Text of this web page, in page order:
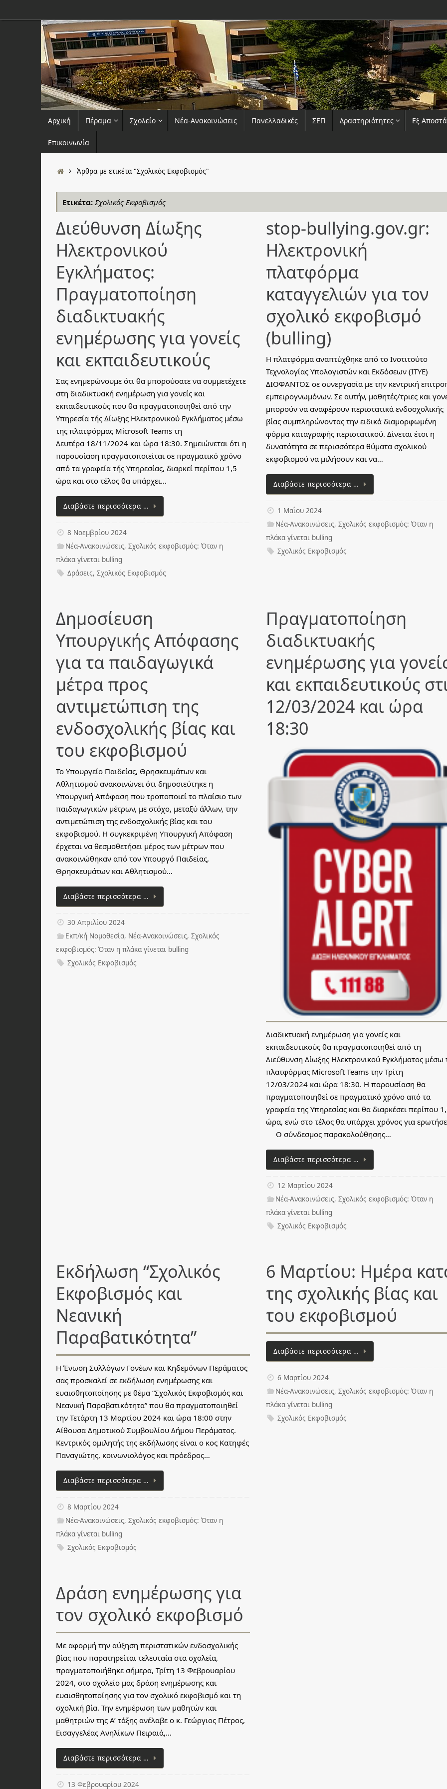
στο
περιεχόμενο
στοΑρχική Πέραμα Σχολείο Νέα-Ανακοινώσεις Πανελλαδικές ΣΕΠ Δραστηριότητες Εξ
Επικοινωνία
ΑρχικήΆρθρα με ετικέτα "Σχολικός Εκφοβισμός"
Ετικέτα: Σχολικός Εκφοβισμός
Διεύθυνση Δίωξης
Ηλεκτρονικού
Εγκλήματος:
Πραγματοποίηση
διαδικτυακής
ενημέρωσης για γονείς
και εκπαιδευτικούς
Σας ενημερώνουμε ότι θα μπορούσατε να συμμετέχετε
στη διαδικτυακή ενημέρωση για γονείς και
εκπαιδευτικούς που θα πραγματοποιηθεί από την
Υπηρεσία τής Δίωξης Ηλεκτρονικού Εγκλήματος μέσω
της πλατφόρμας Microsoft Teams τη
Δευτέρα 18/11/2024 και ώρα 18:30. Σημειώνεται ότι η
παρουσίαση πραγματοποιείται σε πραγματικό χρόνο
από τα γραφεία τής Υπηρεσίας, διαρκεί περίπου 1,5
ώρα και στο τέλος θα υπάρχει…
Διαβάστε περισσότερα …
8 Νοεμβρίου 2024
Νέα-Ανακοινώσεις,Σχολικός εκφοβισμός: Όταν η
πλάκα γίνεται bulling
Δράσεις,Σχολικός Εκφοβισμός
stop-bullying.gov.gr:
Ηλεκτρονική
πλατφόρμα
καταγγελιών για τον
σχολικό εκφοβισμό
(bulling)
Η πλατφόρμα αναπτύχθηκε από το Ινστιτούτο
Τεχνολογίας Υπολογιστών και Εκδόσεων (ΙΤΥΕ)
ΔΙΟΦΑΝΤΟΣ σε συνεργασία με την κεντρική
εμπειρογνωμόνων. Σε αυτήν, μαθητές/τριες και
μπορούν να αναφέρουν περιστατικά ενδοσχολικής
βίας συμπληρώνοντας την ειδικά διαμορφωμένη
φόρμα καταγραφής περιστατικού. Δίνεται έτσι η
δυνατότητα σε περισσότερα θύματα σχολικού
εκφοβισμού να μιλήσουν και να…
Διαβάστε περισσότερα …
1 Μαΐου 2024
Νέα-Ανακοινώσεις,Σχολικός εκφοβισμός: Όταν η
πλάκα γίνεται bulling
Σχολικός Εκφοβισμός
Δημοσίευση
Υπουργικής Απόφασης
για τα παιδαγωγικά
μέτρα προς
αντιμετώπιση της
ενδοσχολικής βίας και
του εκφοβισμού
Το Υπουργείο Παιδείας, Θρησκευμάτων και
Αθλητισμού ανακοινώνει ότι δημοσιεύτηκε η
Υπουργική Απόφαση που τροποποιεί το πλαίσιο των
παιδαγωγικών μέτρων, με στόχο, μεταξύ άλλων, την
αντιμετώπιση της ενδοσχολικής βίας και του
εκφοβισμού. Η συγκεκριμένη Υπουργική Απόφαση
έρχεται να θεσμοθετήσει μέρος των μέτρων που
ανακοινώθηκαν από τον Υπουργό Παιδείας,
Θρησκευμάτων και Αθλητισμού…
Διαβάστε περισσότερα …
30 Απριλίου 2024
Εκπ/κή Νομοθεσία, Νέα-Ανακοινώσεις,Σχολικός
εκφοβισμός: Όταν η πλάκα γίνεται bulling
Σχολικός Εκφοβισμός
Πραγματοποίηση
διαδικτυακής
ενημέρωσης για
και εκπαιδευτικούς
12/03/2024 και ώρα
18:30
Διαδικτυακή ενημέρωση για γονείς και
εκπαιδευτικούς θα πραγματοποιηθεί από τη
Διεύθυνση Δίωξης Ηλεκτρονικού Εγκλήματος μέσω
πλατφόρμας Microsoft Teams την Τρίτη
12/03/2024 και ώρα 18:30. Η παρουσίαση θα
πραγματοποιηθεί σε πραγματικό χρόνο από τα
γραφεία της Υπηρεσίας και θα διαρκέσει περίπου
ώρα, ενώ στο τέλος θα υπάρχει χρόνος για
Ο σύνδεσμος παρακολούθησης…
Διαβάστε περισσότερα …
12 Μαρτίου 2024
Νέα-Ανακοινώσεις,Σχολικός εκφοβισμός: Όταν η
πλάκα γίνεται bulling
Σχολικός Εκφοβισμός
Εκδήλωση “Σχολικός
Εκφοβισμός και
Νεανική
Παραβατικότητα”
Η Ένωση Συλλόγων Γονέων και Κηδεμόνων Περάματος
σας προσκαλεί σε εκδήλωση ενημέρωσης και
ευαισθητοποίησης με θέμα “Σχολικός Εκφοβισμός και
Νεανική Παραβατικότητα” που θα πραγματοποιηθεί
την Τετάρτη 13 Μαρτίου 2024 και ώρα 18:00 στην
Αίθουσα Δημοτικού Συμβουλίου Δήμου Περάματος.
Κεντρικός ομιλητής της εκδήλωσης είναι ο κος Κατηφές
Παναγιώτης, κοινωνιολόγος και πρόεδρος…
Διαβάστε περισσότερα …
8 Μαρτίου 2024
Νέα-Ανακοινώσεις,Σχολικός εκφοβισμός: Όταν η
πλάκα γίνεται bulling
Σχολικός Εκφοβισμός
6 Μαρτίου: Ημέρα
της σχολικής βίας και
του εκφοβισμού
Διαβάστε περισσότερα …
6 Μαρτίου 2024
Νέα-Ανακοινώσεις,Σχολικός εκφοβισμός: Όταν η
πλάκα γίνεται bulling
Σχολικός Εκφοβισμός
Δράση ενημέρωσης για
τον σχολικό εκφοβισμό
Με αφορμή την αύξηση περιστατικών ενδοσχολικής
βίας που παρατηρείται τελευταία στα σχολεία,
πραγματοποιήθηκε σήμερα, Τρίτη 13 Φεβρουαρίου
2024, στο σχολείο μας δράση ενημέρωσης και
ευαισθητοποίησης για τον σχολικό εκφοβισμό και τη
σχολική βία. Την ενημέρωση των μαθητών και
μαθητριών της Α’ τάξης ανέλαβε ο κ. Γεώργιος Πέτρος,
Εισαγγελέας Ανηλίκων Πειραιά,…
Διαβάστε περισσότερα …
13 Φεβρουαρίου 2024